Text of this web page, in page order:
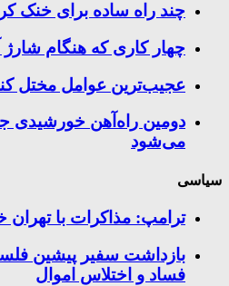
چند راه‌ ساده برای خنک
چهار کاری که هنگام شارژ
عجیب‌ترین عوامل مختل
دومین راه‌آهن خورشیدی
می‌شود
سیاسی
ترامپ: مذاکرات با
بازداشت سفیر پیشین
فساد و اختلاس اموال